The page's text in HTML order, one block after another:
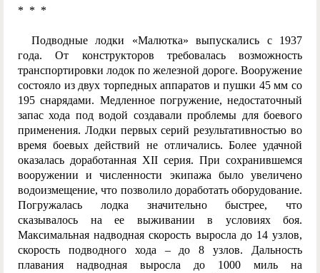
* * *
Подводные лодки «Малютка» выпускались с 1937
года. От конструкторов требовалась возможность
транспортировки лодок по железной дороге. Вооружение
состояло из двух торпедных аппаратов и пушки 45 мм со
195 снарядами. Медленное погружение, недостаточный
запас хода под водой создавали проблемы для боевого
применения. Лодки первых серий результативностью во
время боевых действий не отличались. Более удачной
оказалась доработанная XII серия. При сохранившемся
вооружении и численности экипажа было увеличено
водоизмещение, что позволило доработать оборудование.
Погружалась лодка значительно быстрее, что
сказывалось на ее выживании в условиях боя.
Максимальная надводная скорость выросла до 14 узлов,
скорость подводного хода – до 8 узлов. Дальность
плавания надводная выросла до 1000 миль на